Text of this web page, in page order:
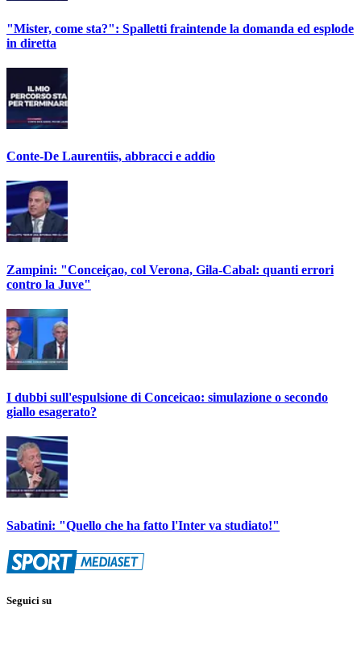
"Mister, come sta?": Spalletti fraintende la domanda ed esplode
in diretta
Conte-De Laurentiis, abbracci e addio
Zampini: "Conceiçao, col Verona, Gila-Cabal: quanti errori
contro la Juve"
I dubbi sull'espulsione di Conceicao: simulazione o secondo
giallo esagerato?
Sabatini: "Quello che ha fatto l'Inter va studiato!"
Seguici su